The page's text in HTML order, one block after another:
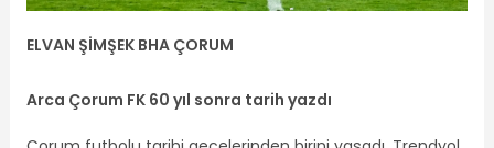
ELVAN ŞİMŞEK BHA ÇORUM
Arca Çorum FK 60 yıl sonra tarih yazdı